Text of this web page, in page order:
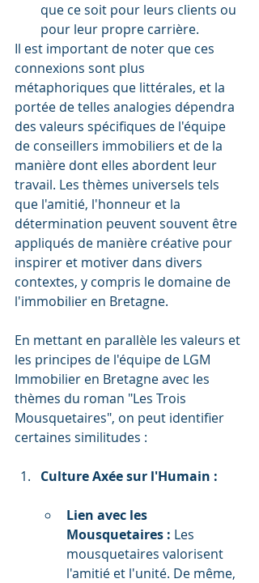
que ce soit pour leurs clients ou
pour leur propre carrière.
Il est important de noter que ces
connexions sont plus
métaphoriques que littérales, et la
portée de telles analogies dépendra
des valeurs spécifiques de l'équipe
de conseillers immobiliers et de la
manière dont elles abordent leur
travail. Les thèmes universels tels
que l'amitié, l'honneur et la
détermination peuvent souvent être
appliqués de manière créative pour
inspirer et motiver dans divers
contextes, y compris le domaine de
l'immobilier en Bretagne.
En mettant en parallèle les valeurs et
les principes de l'équipe de LGM
Immobilier en Bretagne avec les
thèmes du roman "Les Trois
Mousquetaires", on peut identifier
certaines similitudes :
Culture Axée sur l'Humain :
Lien avec les
Mousquetaires : Les
mousquetaires valorisent
l'amitié et l'unité. De même,